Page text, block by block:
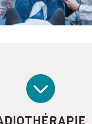
